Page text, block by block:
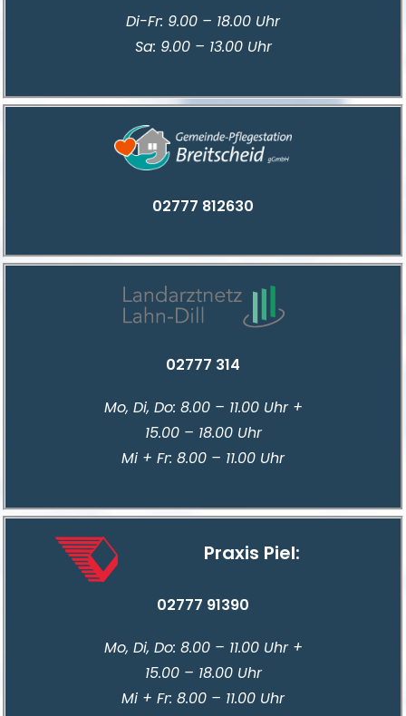
Di-Fr: 9.00 – 18.00 Uhr
Sa: 9.00 – 13.00 Uhr
02777 812630
02777 314
Mo, Di, Do: 8.00 – 11.00 Uhr +
15.00 – 18.00 Uhr
Mi + Fr: 8.00 – 11.00 Uhr
Praxis Piel:
02777 91390
Mo, Di, Do: 8.00 – 11.00 Uhr +
15.00 – 18.00 Uhr
Mi + Fr: 8.00 – 11.00 Uhr